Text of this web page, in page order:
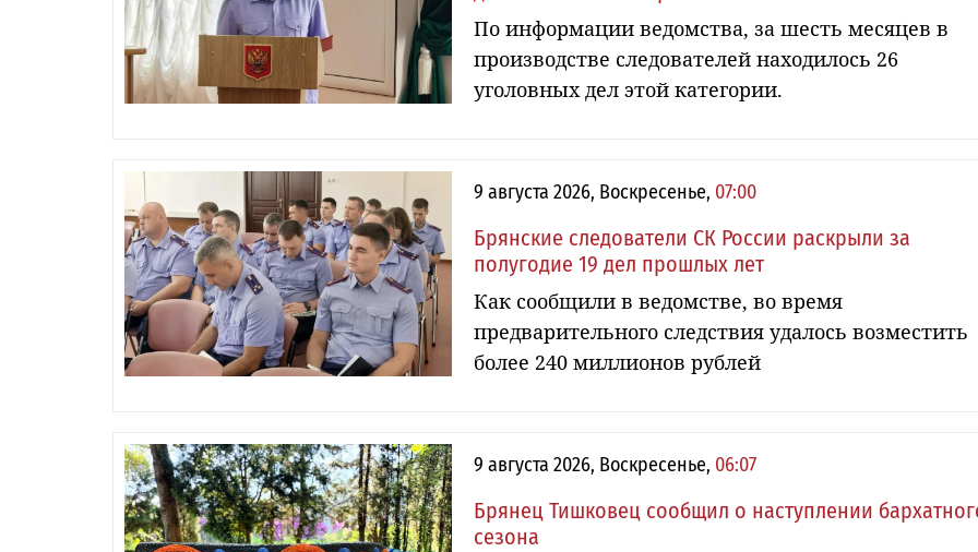
По информации ведомства, за шесть месяцев в
производстве следователей находилось 26
уголовных дел этой категории.
9 августа 2026, Воскресенье, 07:00
Брянские следователи СК России раскрыли за
полугодие 19 дел прошлых лет
Как сообщили в ведомстве, во время
предварительного следствия удалось возместить
более 240 миллионов рублей
9 августа 2026, Воскресенье, 06:07
Брянец Тишковец сообщил о наступлении
сезона